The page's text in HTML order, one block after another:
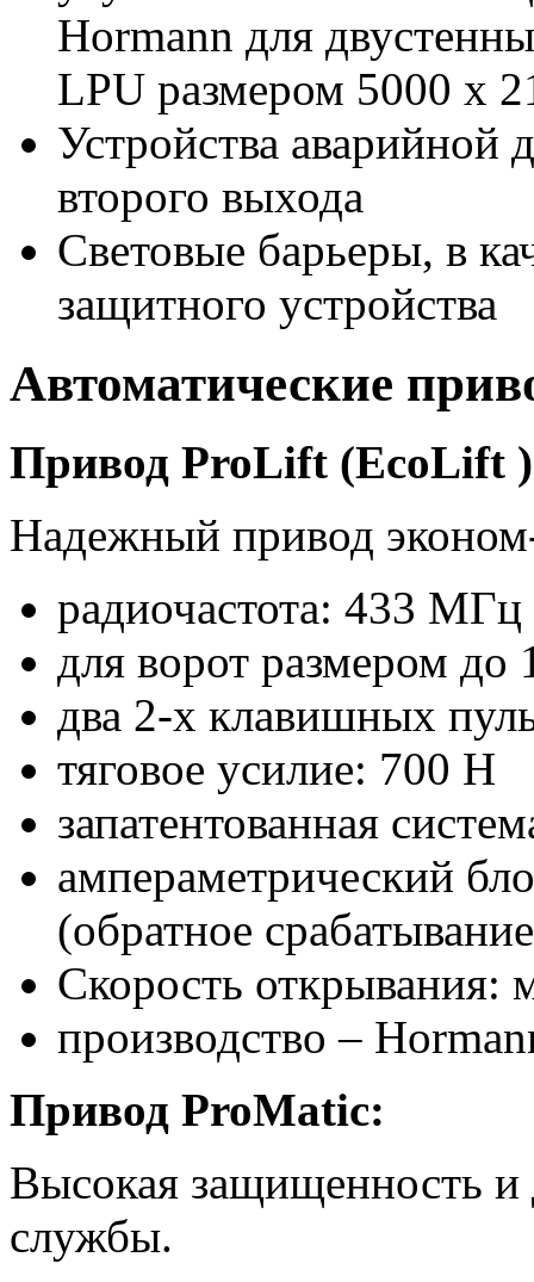
Hormann для
LPU размером 5000 х
Устройства аварийной
второго выхода
Световые барьеры, в
защитного устройства
Автоматические
Привод ProLift (EcoLift
Надежный привод
радиочастота: 433 МГц
для ворот размером до
два 2-х клавишных
тяговое усилие: 700 Н
запатентованная
ампераметрический
(обратное
Скорость открывания:
производство –
Привод ProMatic:
Высокая защищенность и
службы.